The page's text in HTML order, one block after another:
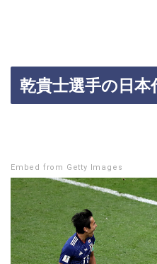
乾貴士選手の日本
Embed from Getty Images